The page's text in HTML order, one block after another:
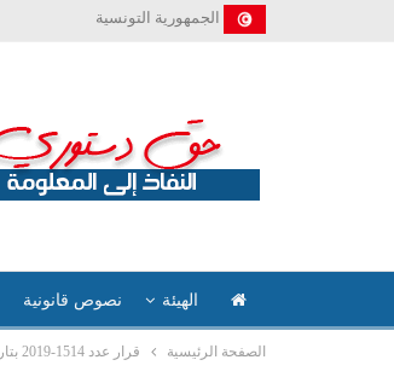
الجمهورية التونسية
الهيئة نصوص قانونية
الصفحة الرئيسية قرار عدد 1514-2019 بتاريخ 2019/03/17